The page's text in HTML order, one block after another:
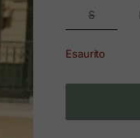
S
Esaurito